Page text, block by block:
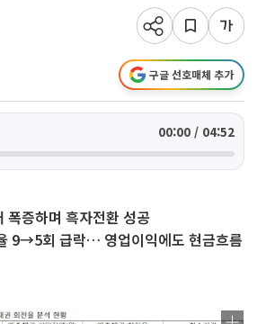
구글 선호매체 추가
00:00 / 04:52
폭증하며 흑자전환 성공
9→5회 급락… 영업이익에도 현금흐름